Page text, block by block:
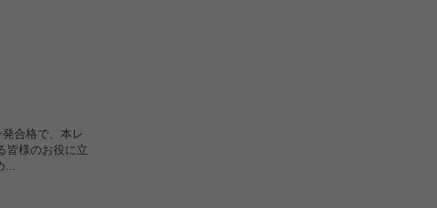
合格で、本レ
皆様のお役に立
...